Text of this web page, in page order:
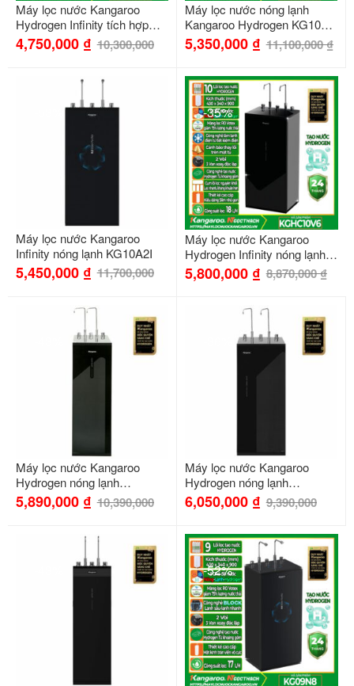
Máy lọc nước Kangaroo
Hydrogen Infinity tích hợp
nóng KG10A11
4,750,000 ₫ 10,300,000
Máy lọc nước nóng lạnh
Kangaroo Hydrogen KG10A5
– 10 cấp lọc
5,350,000 ₫ 11,100,000₫
Máy lọc nước Kangaroo
Infinity nóng lạnh KG10A2I
5,450,000 ₫ 11,700,000
-35%
Máy lọc nước Kangaroo
Hydrogen Infinity nóng lạnh
KGHC10V6
5,800,000 ₫ 8,870,000₫
Máy lọc nước Kangaroo
Hydrogen nóng lạnh
KG10A18
5,890,000 ₫ 10,390,000
Máy lọc nước Kangaroo
Hydrogen nóng lạnh
KG10A17
6,050,000 ₫ 9,390,000
-52%